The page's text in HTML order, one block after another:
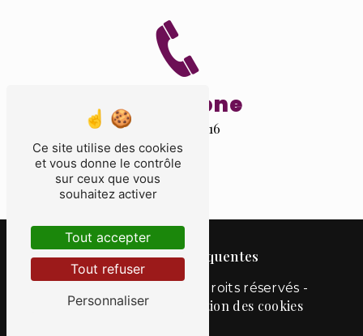
Téléphone
03 21 55 26 16
Recherches fréquentes
- 2026 - Tous droits réservés -
Mentions légales Gestion des cookies
Ce site utilise des cookies
et vous donne le contrôle
sur ceux que vous
souhaitez activer
Tout accepter
Tout refuser
Personnaliser